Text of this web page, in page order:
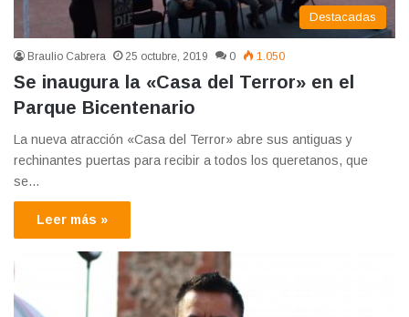
Destacadas
Braulio Cabrera 25 octubre, 2019 0 1.050
Se inaugura la «Casa del Terror» en el
Parque Bicentenario
La nueva atracción «Casa del Terror» abre sus antiguas y
rechinantes puertas para recibir a todos los queretanos, que
se…
Leer más »